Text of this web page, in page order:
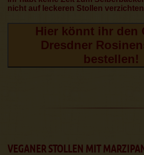
nicht auf leckeren Stollen
Hier könnt ihr den
Dresdner
bestellen!
VEGANER STOLLEN MIT